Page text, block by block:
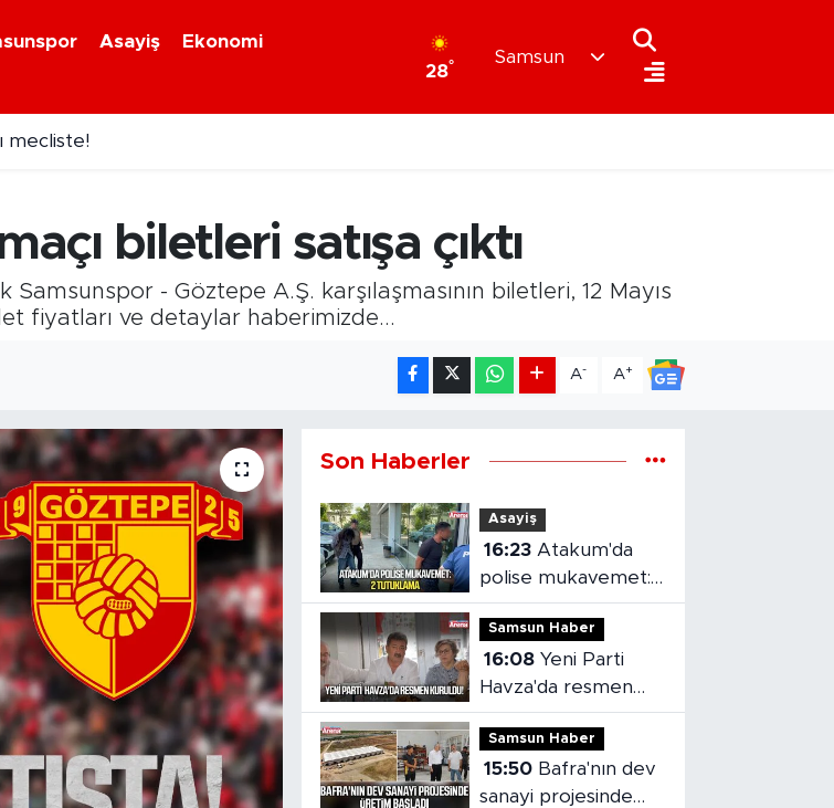
Asayiş
Ekonomi
28°
Samsun
biletleri satışa çıktı
- Göztepe A.Ş. karşılaşmasının biletleri, 12 Mayıs
fiyatları ve detaylar haberimizde...
A- A+
Son Haberler
Asayiş
16:23 Atakum'da
polise mukavemet:
2 tutuklama
Samsun Haber
16:08
Havza'da resmen
kuruldu
Samsun Haber
15:50
sanayi projesinde